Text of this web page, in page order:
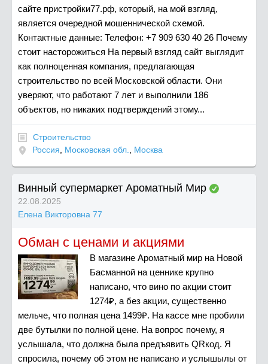
сайте пристройки77.рф, который, на мой взгляд,
является очередной мошеннической схемой.
Контактные данные: Телефон: +7 909 630 40 26 Почему
стоит насторожиться На первый взгляд сайт выглядит
как полноценная компания, предлагающая
строительство по всей Московской области. Они
уверяют, что работают 7 лет и выполнили 186
объектов, но никаких подтверждений этому...
Строительство
Россия, Московская обл., Москва
Винный супермаркет Ароматный Мир
22.08.2025
Елена Викторовна 77
Обман с ценами и акциями
В магазине Ароматный мир на Новой
Басманной на ценнике крупно
написано, что вино по акции стоит
1274₽, а без акции, существенно
мельче, что полная цена 1499₽. На кассе мне пробили
две бутылки по полной цене. На вопрос почему, я
услышала, что должна была предъявить QRкод. Я
спросила, почему об этом не написано и услышылы от